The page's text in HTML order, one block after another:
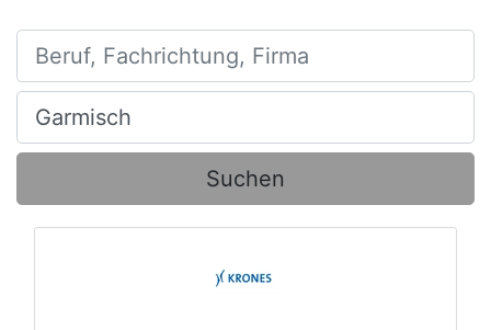
Beruf, Fachrichtung, Firma
Ort, Stadt
Suchen